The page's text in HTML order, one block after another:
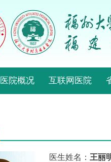
医院概况 互联网医院
医生姓名： 王丽